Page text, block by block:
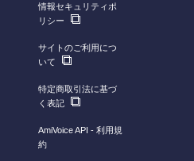
情報セキュリティポ
リシー
サイトのご利用につ
いて
特定商取引法に基づ
く表記
AmiVoice API - 利用規
約